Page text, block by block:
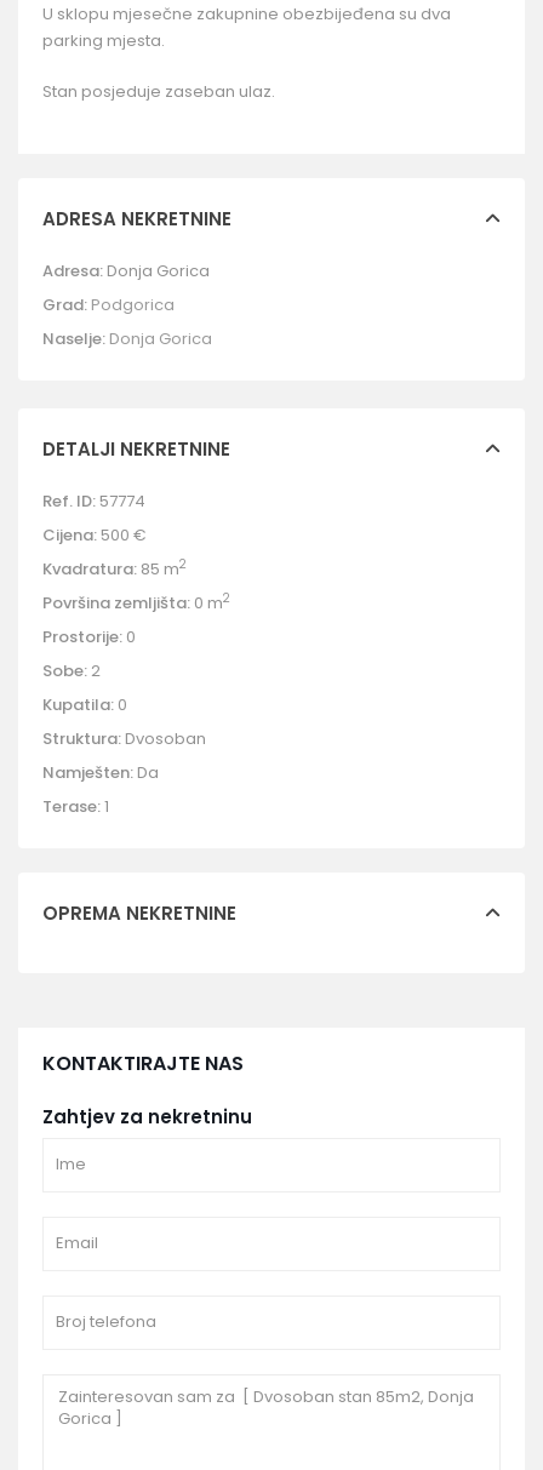
U sklopu mjesečne zakupnine obezbijeđena su dva
parking mjesta.
Stan posjeduje zaseban ulaz.
ADRESA NEKRETNINE
Adresa: Donja Gorica
Grad: Podgorica
Naselje: Donja Gorica
DETALJI NEKRETNINE
Ref. ID: 57774
Cijena: 500 €
Kvadratura: 85 m2
Površina zemljišta: 0 m2
Prostorije: 0
Sobe: 2
Kupatila: 0
Struktura: Dvosoban
Namješten: Da
Terase:1
OPREMA NEKRETNINE
KONTAKTIRAJTE NAS
Zahtjev za nekretninu